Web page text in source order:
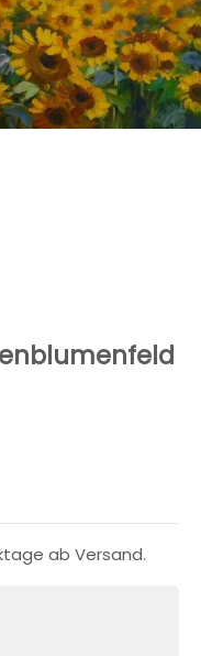
1
Element 2
Element 3
Element 4
zu Element 5
ab Versand.